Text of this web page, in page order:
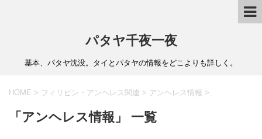
パタヤ千夜一夜
基本、パタヤ沈没。タイとパタヤの情報をどこよりも詳しく。
HOME > フィリピン・アンヘレス関連 > アンヘレス情報 >
「アンヘレス情報」 一覧